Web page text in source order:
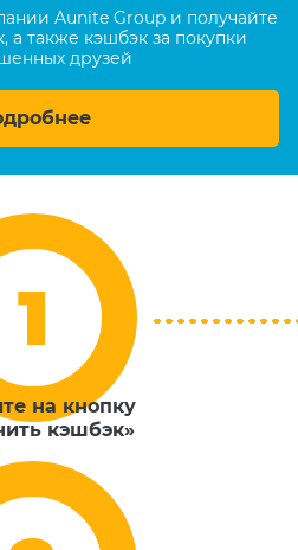
Aunite Group и получайте
также кэшбэк за покупки
друзей
на кнопку
кэшбэк»